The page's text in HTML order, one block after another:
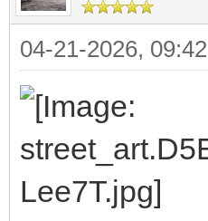
04-21-2026,